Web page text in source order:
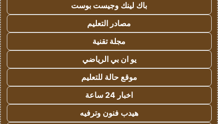
باك لينك وجيست بوست
مصادر التعليم
مجلة تقنية
يو ان بي الرياضي
موقع حالة للتعليم
اخبار 24 ساعة
هيدب فنون وترفيه